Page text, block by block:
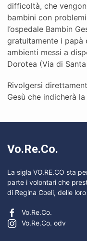
difficoltà, che
bambini con
l’ospedale Bambin
gratuitamente i papà
ambienti messi a
Dorotea (Via di
Rivolgersi
Gesù che indicherà
Vo.Re.Co.
La sigla VO.RE.CO sta
parte i volontari che
di Regina Coeli, delle
Vo.Re.Co.
Vo.Re.Co. odv